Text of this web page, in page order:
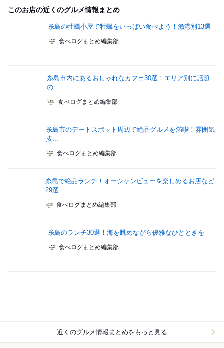
このお店の近くのグルメ情報まとめ
糸島の牡蠣小屋で牡蠣をいっぱい食べよう！漁港別13選
食べログまとめ編集部
糸島市内にあるおしゃれなカフェ30選！エリア別に話題
の...
食べログまとめ編集部
糸島市のデートスポット周辺で絶品グルメを満喫！雰囲気
抜...
食べログまとめ編集部
糸島で絶品ランチ！オーシャンビューを楽しめるお店など
29選
食べログまとめ編集部
糸島のランチ30選！海を眺めながら優雅なひとときを
食べログまとめ編集部
近くのグルメ情報まとめをもっと見る